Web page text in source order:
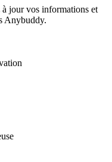
jour vos informations et
Anybuddy.